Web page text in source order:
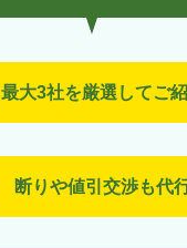
最大3社を厳選してご
断りや値引交渉も代